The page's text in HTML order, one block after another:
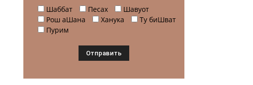
Шаббат Песах
Шавуот
Рош аШана
Ханука
Ту биШват
Пурим